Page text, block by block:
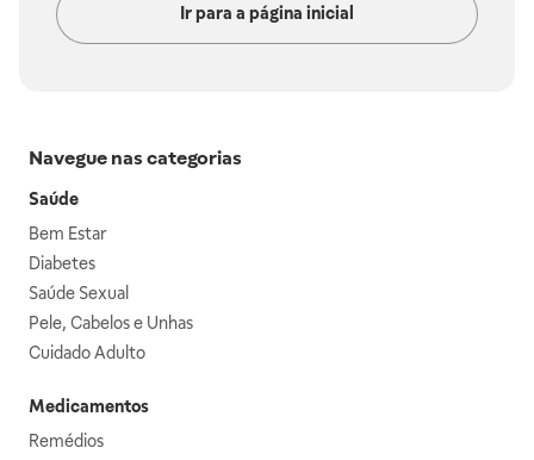
Ir para a página inicial
Navegue nas categorias
Saúde
Bem Estar
Diabetes
Saúde Sexual
Pele, Cabelos e Unhas
Cuidado Adulto
Medicamentos
Remédios